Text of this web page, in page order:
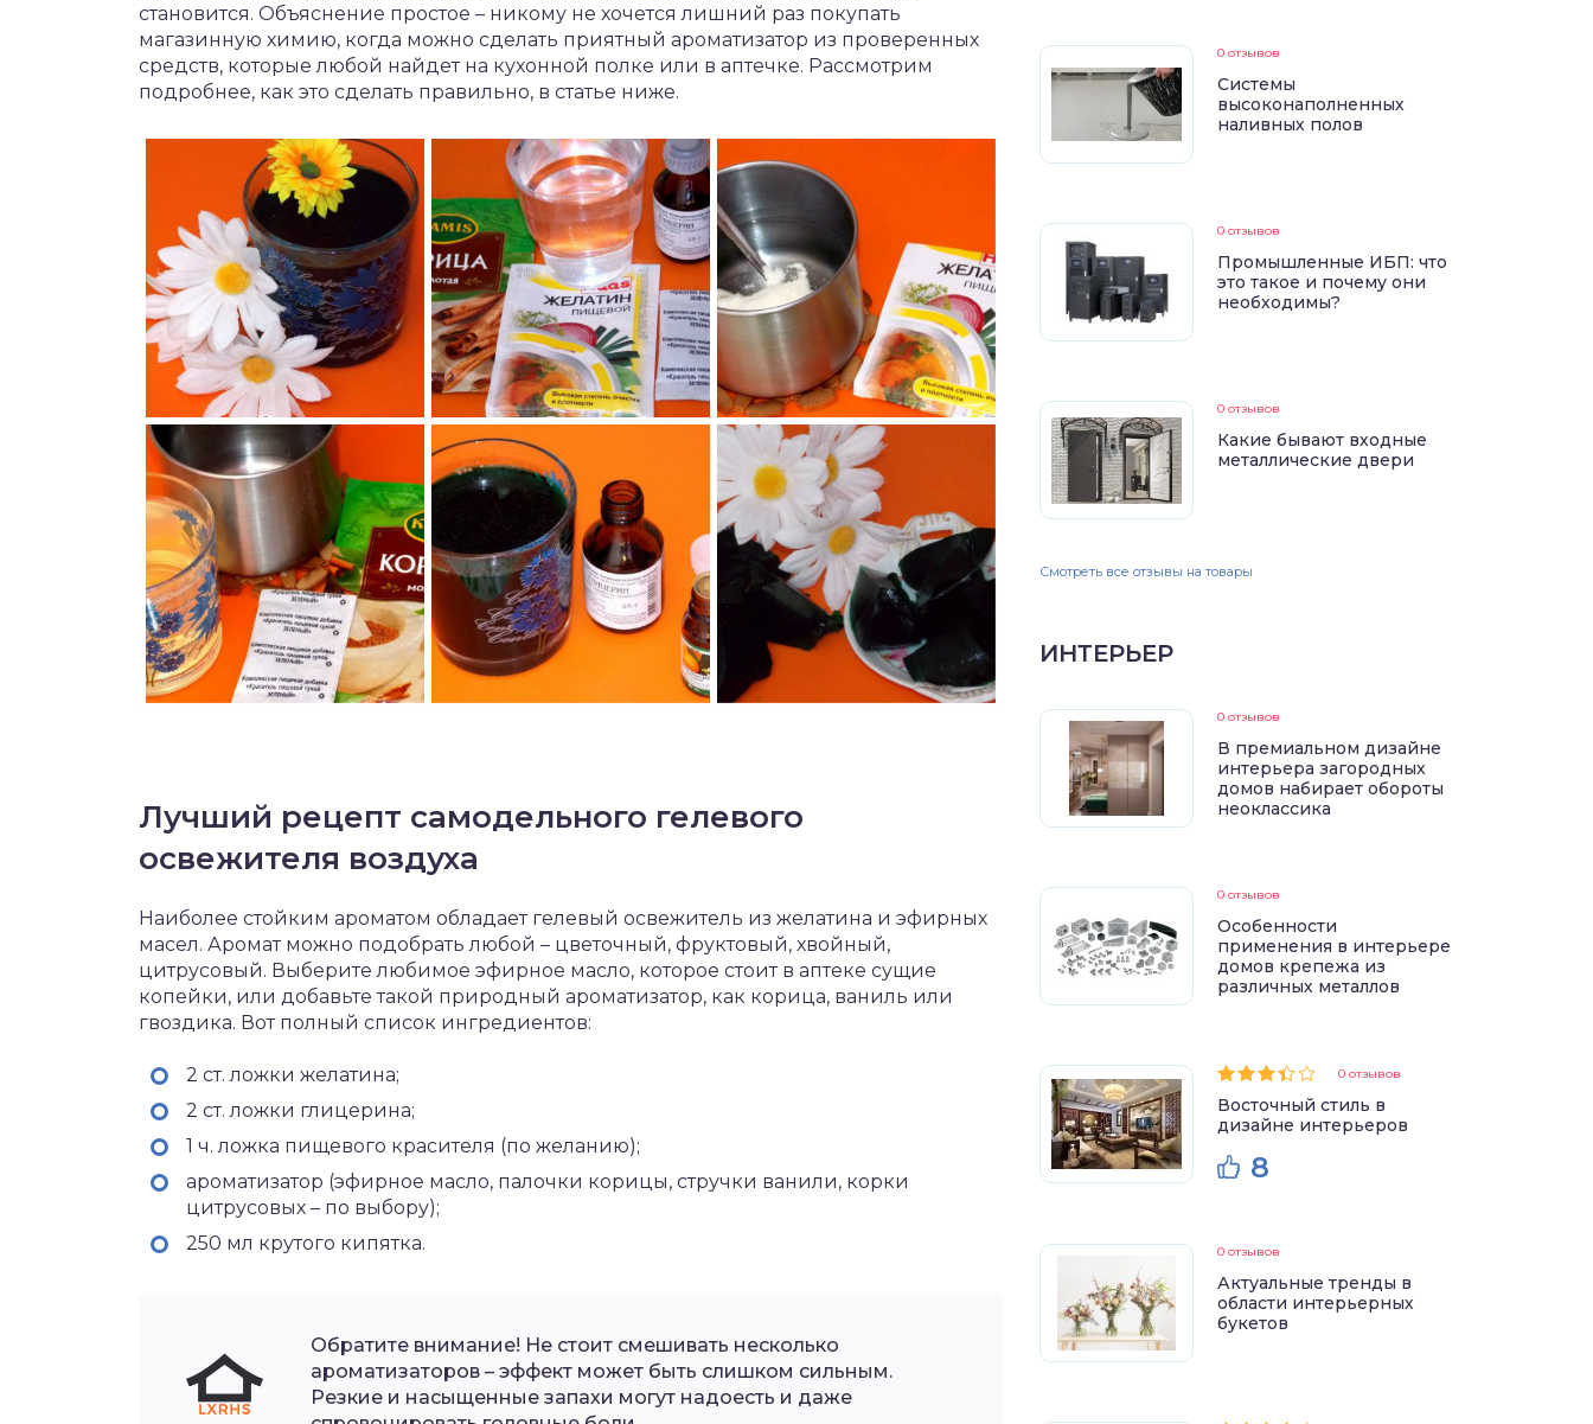
становится. Объяснение простое – никому не хочется лишний раз покупать
магазинную химию, когда можно сделать приятный ароматизатор из проверенных
средств, которые любой найдет на кухонной полке или в аптечке. Рассмотрим
подробнее, как это сделать правильно, в статье ниже.
Лучший рецепт самодельного гелевого
освежителя воздуха
Наиболее стойким ароматом обладает гелевый освежитель из желатина и эфирных
масел. Аромат можно подобрать любой – цветочный, фруктовый, хвойный,
цитрусовый. Выберите любимое эфирное масло, которое стоит в аптеке сущие
копейки, или добавьте такой природный ароматизатор, как корица, ваниль или
гвоздика. Вот полный список ингредиентов:
2 ст. ложки желатина;
2 ст. ложки глицерина;
1 ч. ложка пищевого красителя (по желанию);
ароматизатор (эфирное масло, палочки корицы, стручки ванили, корки
цитрусовых – по выбору);
250 мл крутого кипятка.
Обратите внимание! Не стоит смешивать несколько
ароматизаторов – эффект может быть слишком сильным.
Резкие и насыщенные запахи могут надоесть и даже
0 отзывов
Системы
высоконаполненных
наливных полов
0 отзывов
Промышленные ИБП: что
это такое и почему они
необходимы?
0 отзывов
Какие бывают входные
металлические двери
Смотреть все отзывы на товары
ИНТЕРЬЕР
0 отзывов
В премиальном дизайне
интерьера загородных
домов набирает обороты
неоклассика
0 отзывов
Особенности
применения в интерьере
домов крепежа из
различных металлов
0 отзывов
Восточный стиль в
дизайне интерьеров
8
0 отзывов
Актуальные тренды в
области интерьерных
букетов